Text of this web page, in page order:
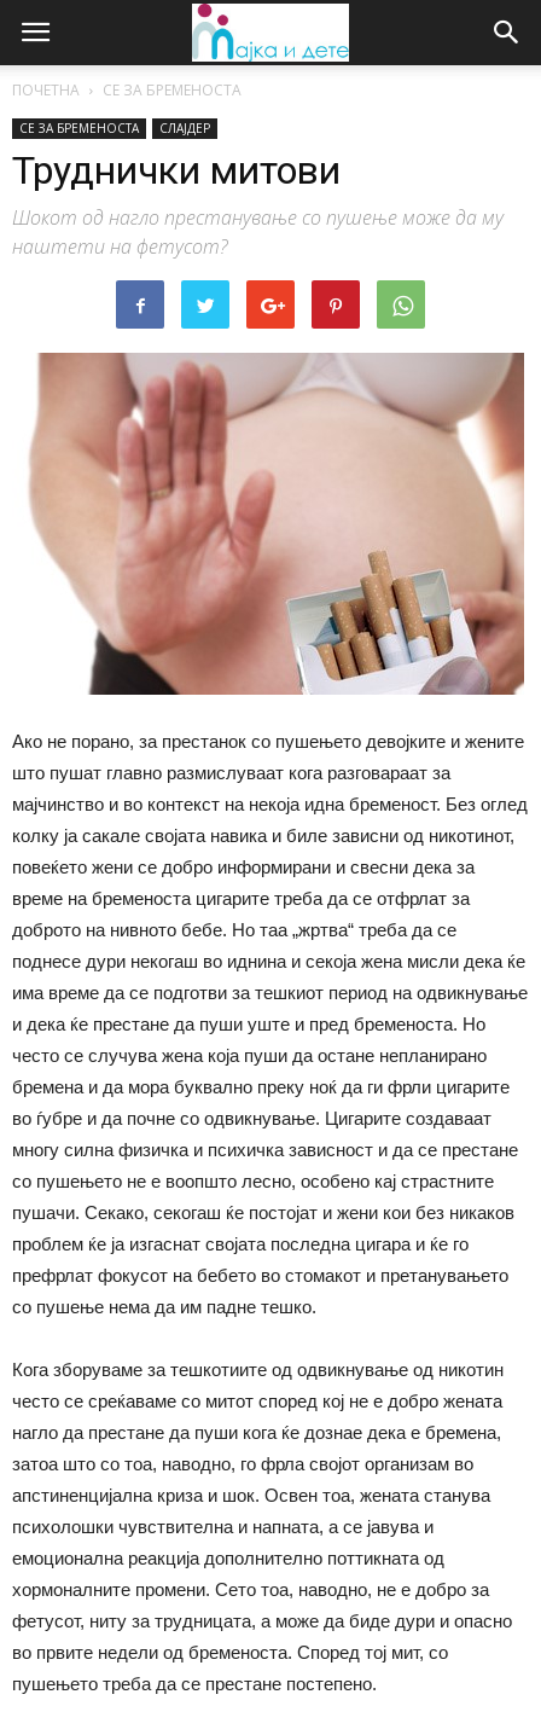
ПОЧЕТНА СЕ ЗА БРЕМЕНОСТА
СЕ ЗА БРЕМЕНОСТА СЛАЈДЕР
Труднички митови
Шокот од нагло престанување со пушење може да му
наштети на фетусот?
Ако не порано, за престанок со пушењето девојките и жените
што пушат главно размислуваат кога разговараат за
мајчинство и во контекст на некоја идна бременост. Без оглед
колку ја сакале својата навика и биле зависни од никотинот,
повеќето жени се добро информирани и свесни дека за
време на бременоста цигарите треба да се отфрлат за
доброто на нивното бебе. Но таа „жртва“ треба да се
поднесе дури некогаш во иднина и секоја жена мисли дека ќе
има време да се подготви за тешкиот период на одвикнување
и дека ќе престане да пуши уште и пред бременоста. Но
често се случува жена која пуши да остане непланирано
бремена и да мора буквално преку ноќ да ги фрли цигарите
во ѓубре и да почне со одвикнување. Цигарите создаваат
многу силна физичка и психичка зависност и да се престане
со пушењето не е воопшто лесно, особено кај страстните
пушачи. Секако, секогаш ќе постојат и жени кои без никаков
проблем ќе ја изгаснат својата последна цигара и ќе го
префрлат фокусот на бебето во стомакот и претанувањето
со пушење нема да им падне тешко.
Кога зборуваме за тешкотиите од одвикнување од никотин
често се среќаваме со митот според кој не е добро жената
нагло да престане да пуши кога ќе дознае дека е бремена,
затоа што со тоа, наводно, го фрла својот организам во
апстиненцијална криза и шок. Освен тоа, жената станува
психолошки чувствителна и напната, а се јавува и
емоционална реакција дополнително поттикната од
хормоналните промени. Сето тоа, наводно, не е добро за
фетусот, ниту за трудницата, а може да биде дури и опасно
во првите недели од бременоста. Според тој мит, со
пушењето треба да се престане постепено.